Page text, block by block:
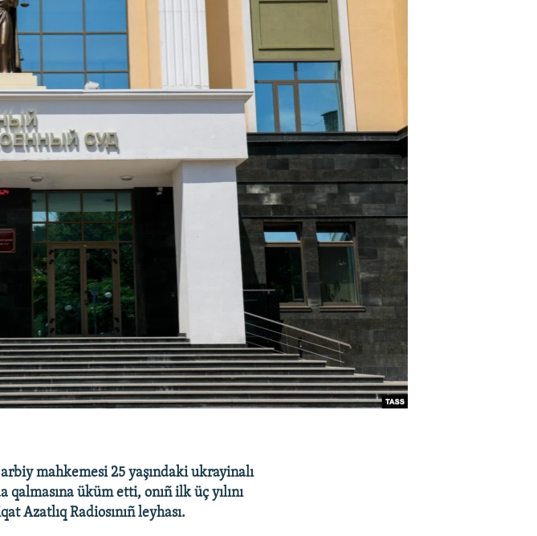
mahkemesi 25 yaşındaki ukrayinalı
üküm etti, onıñ ilk üç yılını
Azatlıq Radiosınıñ leyhası.